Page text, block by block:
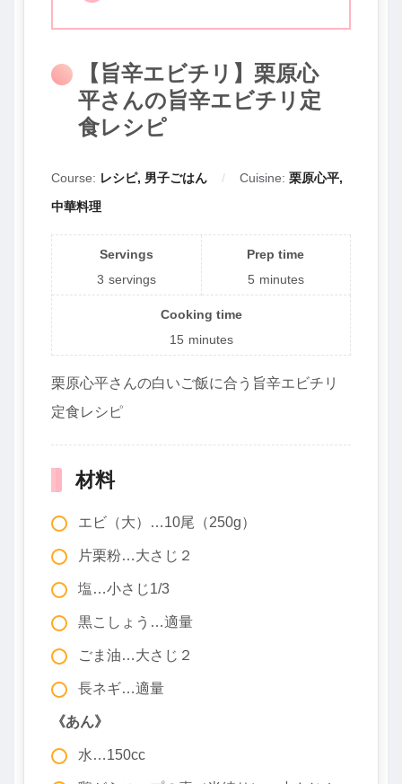
【旨辛エビチリ】栗原心
平さんの旨辛エビチリ定
食レシピ
Course: レシピ, 男子ごはん Cuisine: 栗原心平,
中華料理
Servings
3 servings
Prep time
5 minutes
Cooking time
15 minutes
栗原心平さんの白いご飯に合う旨辛エビチリ
定食レシピ
材料
エビ（大）…10尾（250g）
片栗粉…大さじ２
塩…小さじ1/3
黒こしょう…適量
ごま油…大さじ２
長ネギ…適量
《あん》
水…150cc